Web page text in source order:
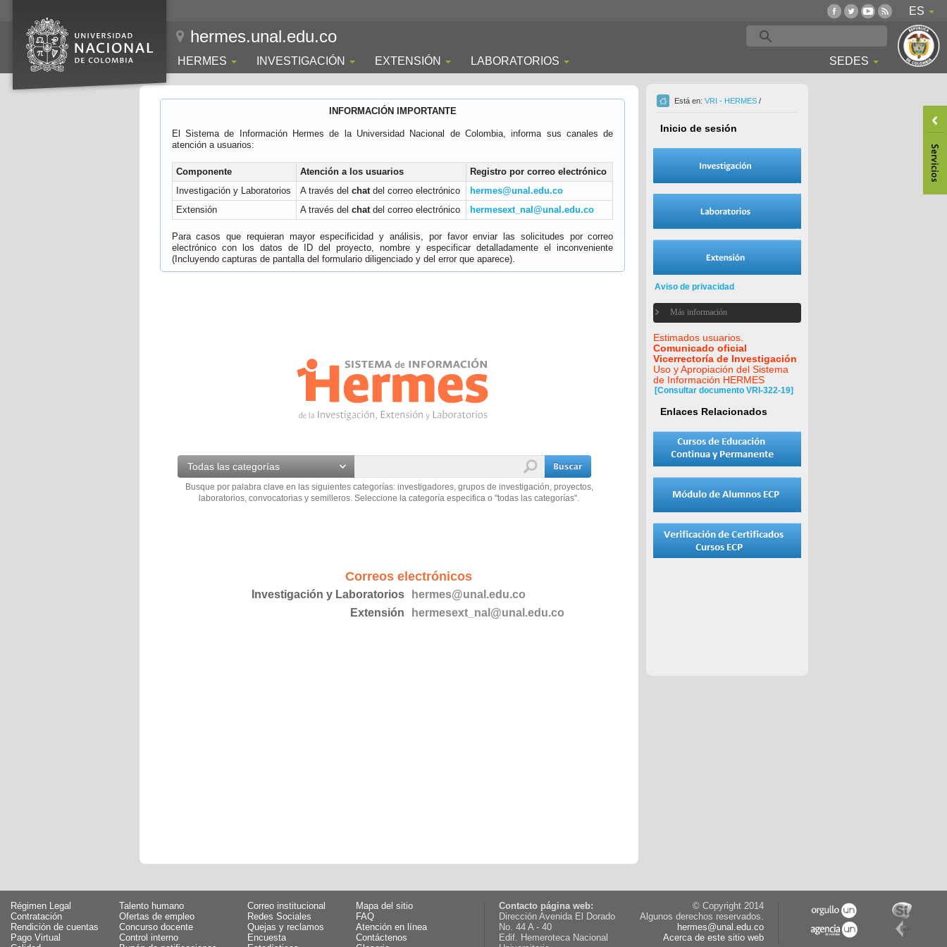
ES
hermes.unal.edu.co
HERMES INVESTIGACIÓN EXTENSIÓN LABORATORIOS SEDES
INFORMACIÓN IMPORTANTE
El Sistema de Información Hermes de la Universidad Nacional de Colombia, informa sus canales de
atención a usuarios:
Componente Atención a los usuarios
Registro por correo electrónico
Investigación y Laboratorios
A través del chatdel correo electrónico
hermes@unal.edu.co
Extensión
A través del chatdel correo electrónico hermesext_nal@unal.edu.co
Para casos que requieran mayor especificidad y análisis, por favor enviar las solicitudes por correo
electrónico con los datos de ID del proyecto, nombre y especificar detalladamente el inconveniente
(Incluyendo capturas de pantalla del formulario diligenciado y del error que aparece).
Todas las categorías
Busque por palabra clave en las siguientes categorías: investigadores, grupos de investigación, proyectos,
laboratorios, convocatorias y semilleros. Seleccione la categoría especifica o "todas las categorías".
Correos electrónicos
Investigación y Laboratorios
hermes@unal.edu.co
Extensión
hermesext_nal@unal.edu.co
Está en: VRI - HERMES /
Inicio de sesión
Aviso de privacidad
Más información
Estimados usuarios.
Comunicado oficial
Vicerrectoría de Investigación
Uso y Apropiación del Sistema
de Información HERMES
[Consultar documento VRI-322-19]
Enlaces Relacionados
Régimen Legal
Talento humano
Contratación
Ofertas de empleo
Rendición de cuentas
Concurso docente
Pago Virtual
Control interno
Correo institucional
Mapa del sitio
Redes Sociales
FAQ
Quejas y reclamos
Atención en línea
Encuesta
Contáctenos
Contacto página web:
Dirección Avenida El Dorado
No. 44 A - 40
Edif. Hemeroteca Nacional
© Copyright 2014
Algunos derechos reservados.
hermes@unal.edu.co
Acerca de este sitio web